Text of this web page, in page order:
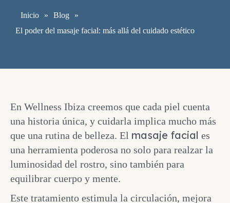
Inicio » Blog
»
El poder del masaje facial: más allá del cuidado estético
En Wellness Ibiza creemos que cada piel cuenta
una historia única, y cuidarla implica mucho más
que una rutina de belleza. El masaje facial es
una herramienta poderosa no solo para realzar la
luminosidad del rostro, sino también para
equilibrar cuerpo y mente.
Este tratamiento estimula la circulación, mejora